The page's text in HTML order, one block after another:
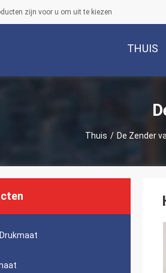
zijn voor u om uit te kiezen
THUIS
Thuis / De Zender